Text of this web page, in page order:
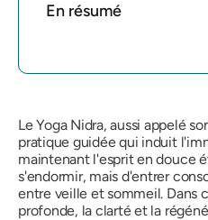
En résumé
Le Yoga Nidra, aussi appelé
pratique guidée qui induit
maintenant l'esprit en douce
s'endormir, mais d'entrer
entre veille et sommeil. Dans
profonde, la clarté et la